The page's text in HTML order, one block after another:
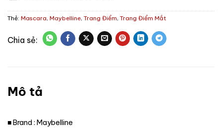
Thẻ: Mascara, Maybelline, Trang Điểm, Trang Điểm Mắt
Mô tả
■ Brand : Maybelline